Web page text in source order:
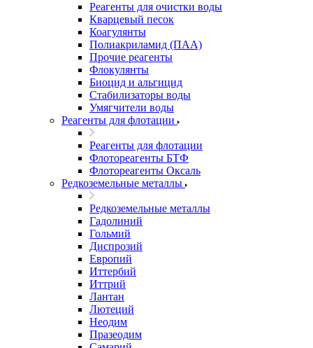
Реагенты для очистки воды
Кварцевый песок
Коагулянты
Полиакриламид (ПАА)
Прочие реагенты
Флокулянты
Биоцид и альгицид
Стабилизаторы воды
Умягчители воды
Реагенты для флотации
Реагенты для флотации
Флотореагенты БТФ
Флотореагенты Оксаль
Редкоземельные металлы
Редкоземельные металлы
Гадолиний
Гольмий
Диспрозий
Европий
Иттербий
Иттрий
Лантан
Лютеций
Неодим
Празеодим